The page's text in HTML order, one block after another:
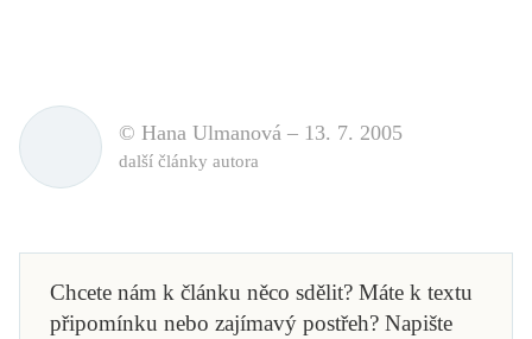
© Hana Ulmanová – 13. 7. 2005
další články autora
Chcete nám k článku něco sdělit? Máte k textu
připomínku nebo zajímavý postřeh? Napište